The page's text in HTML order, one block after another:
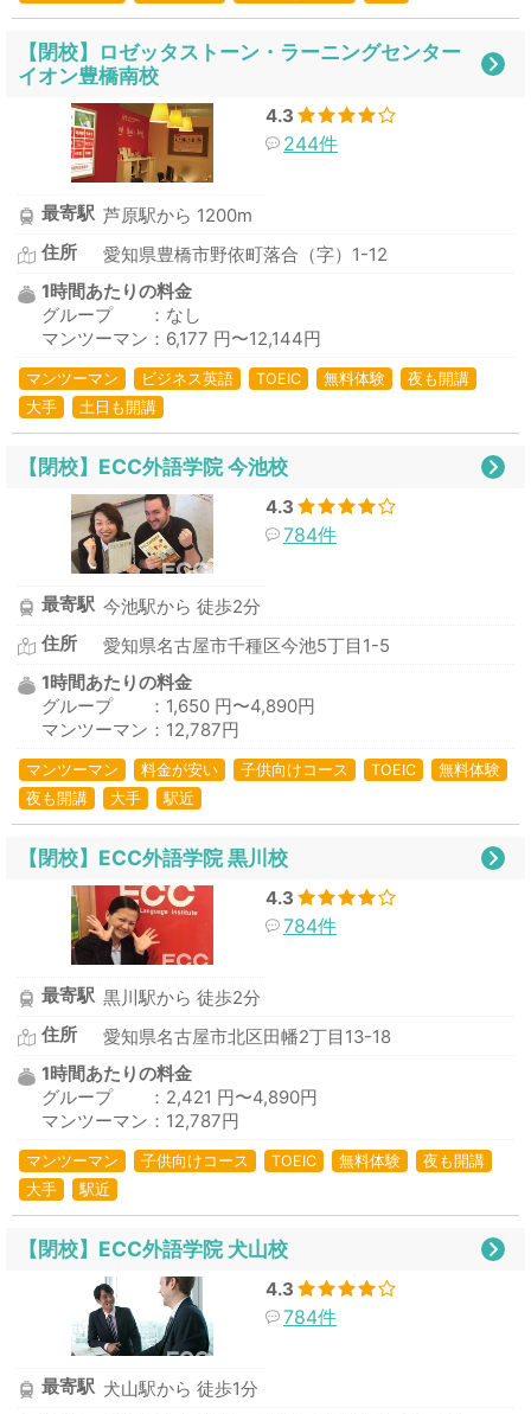
【閉校】ロゼッタストーン・ラーニングセンター
イオン豊橋南校
4.3
244件
最寄駅 芦原駅から 1200m
住所
愛知県豊橋市野依町落合（字）1-12
1時間あたりの料金
グループ ：なし
マンツーマン：6,177 円〜12,144円
マンツーマン ビジネス英語 TOEIC 無料体験
夜も開講
大手
土日も開講
【閉校】ECC外語学院 今池校
4.3
784件
最寄駅 今池駅から 徒歩2分
住所
愛知県名古屋市千種区今池5丁目1-5
1時間あたりの料金
グループ ：1,650 円〜4,890円
マンツーマン：12,787円
マンツーマン 料金が安い 子供向けコース TOEIC
無料体験
夜も開講
大手 駅近
【閉校】ECC外語学院 黒川校
4.3
784件
最寄駅 黒川駅から 徒歩2分
住所
愛知県名古屋市北区田幡2丁目13-18
1時間あたりの料金
グループ ：2,421 円〜4,890円
マンツーマン：12,787円
マンツーマン 子供向けコース TOEIC 無料体験
夜も開講
大手
駅近
【閉校】ECC外語学院 犬山校
4.3
784件
最寄駅 犬山駅から 徒歩1分